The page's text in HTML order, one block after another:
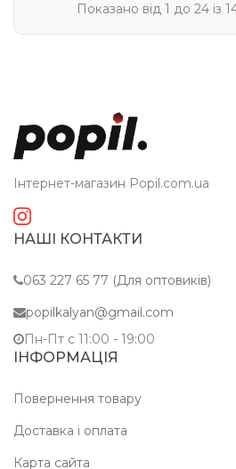
Показано від 1 до 24 із
Інтернет-магазин Popil.com.ua
НАШІ КОНТАКТИ
063 227 65 77 (Для оптовиків)
popilkalyan@gmail.com
Пн-Пт c 11:00 - 19:00
ІНФОРМАЦІЯ
Повернення товару
Доставка і оплата
Карта сайта